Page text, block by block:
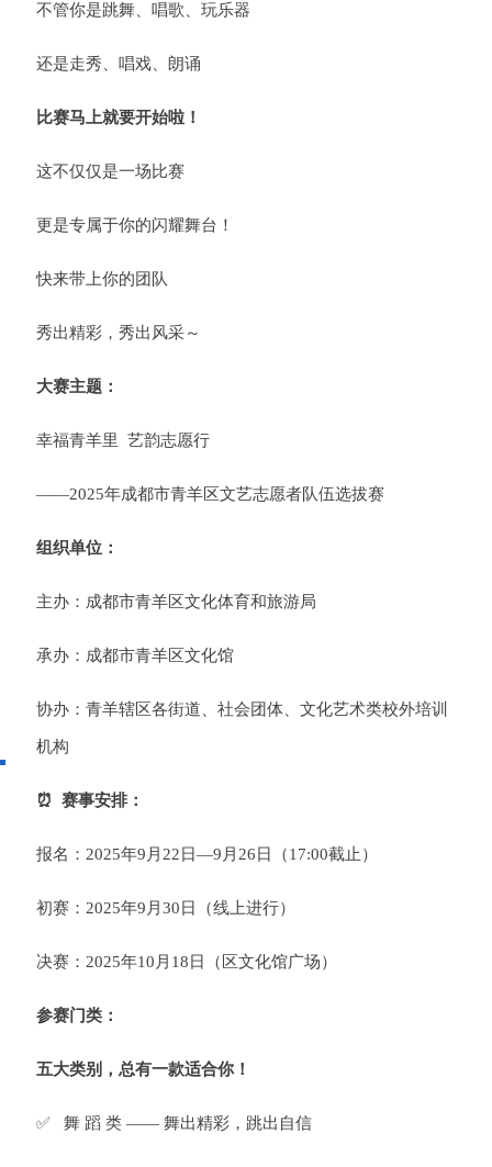
不管你是跳舞、唱歌、玩乐器
还是走秀、唱戏、朗诵
比赛马上就要开始啦！
这不仅仅是一场比赛
更是专属于你的闪耀舞台！
快来带上你的团队
秀出精彩，秀出风采～
大赛主题：
幸福青羊里 艺韵志愿行
——2025年成都市青羊区文艺志愿者队伍选拔赛
组织单位：
主办：成都市青羊区文化体育和旅游局
承办：成都市青羊区文化馆
协办：青羊辖区各街道、社会团体、文化艺术类校外培训
机构
⏰ 赛事安排：
报名：2025年9月22日—9月26日（17:00截止）
初赛：2025年9月30日（线上进行）
决赛：2025年10月18日（区文化馆广场）
参赛门类 ：
五大类别，总有一款适合你！
✅ 舞 蹈 类 —— 舞出精彩，跳出自信